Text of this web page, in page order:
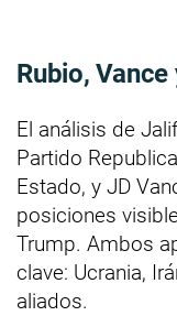
Rubio,
El análisis de
Partido
Estado, y JD
posiciones
Trump. Ambos
clave: Ucrania,
aliados.